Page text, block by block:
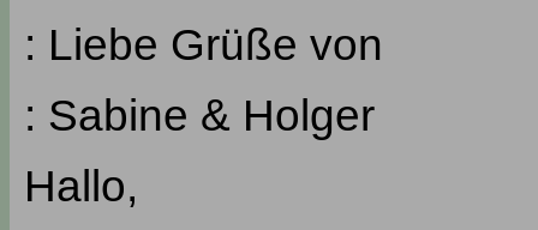
: Liebe Grüße von
: Sabine & Holger
Hallo,